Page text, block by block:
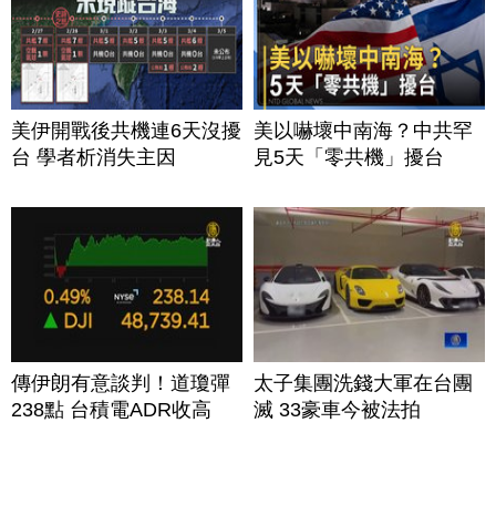
美伊開戰後共機連6天沒擾
台 學者析消失主因
美以嚇壞中南海？中共罕
見5天「零共機」擾台
傳伊朗有意談判！道瓊彈
238點 台積電ADR收高
太子集團洗錢大軍在台團
滅 33豪車今被法拍